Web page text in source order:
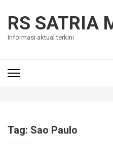
content
(Press
RS SATRIA
Informasi aktual terkini
Tag: Sao Paulo